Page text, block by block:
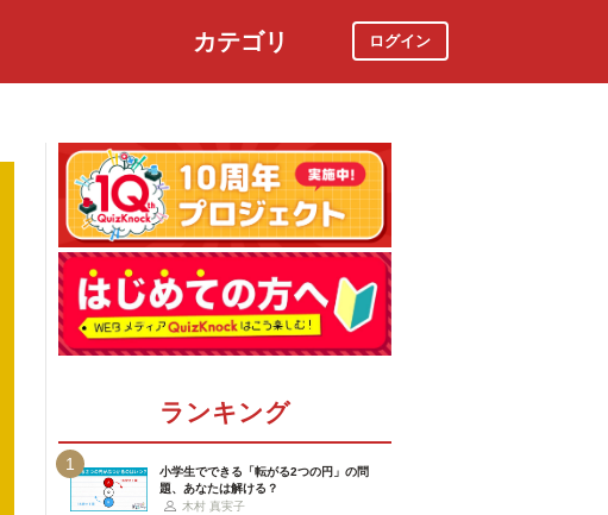
カテゴリ ログイン
ランキング
1
小学生でできる「転がる2つの円」の問
題、あなたは解ける？
木村 真実子